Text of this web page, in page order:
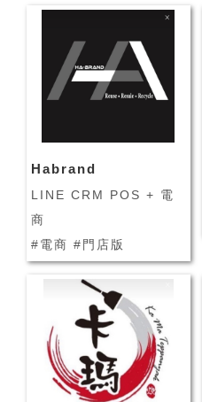
Habrand
LINE CRM POS + 電
商
#電商 #門店版